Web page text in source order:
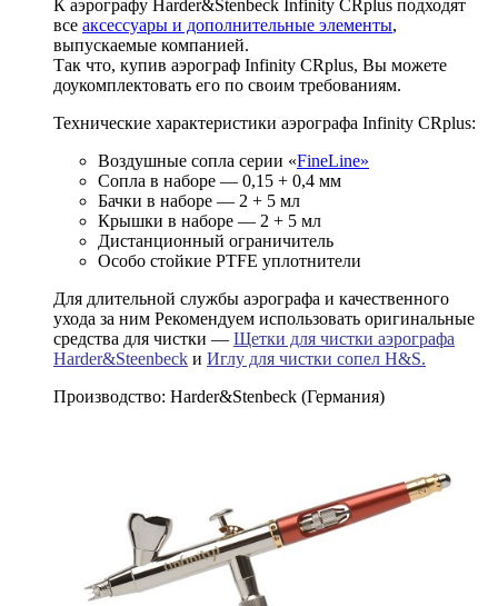
К аэрографу Harder&Stenbeck Infinity CRplus подходят
все аксессуары и дополнительные элементы,
выпускаемые компанией.
Так что, купив аэрограф Infinity CRplus, Вы можете
доукомплектовать его по своим требованиям.
Технические характеристики аэрографа Infinity CRplus:
Воздушные сопла серии «FineLine»
Сопла в наборе — 0,15 + 0,4 мм
Бачки в наборе — 2 + 5 мл
Крышки в наборе — 2 + 5 мл
Дистанционный ограничитель
Особо стойкие PTFE уплотнители
Для длительной службы аэрографа и качественного
ухода за ним Рекомендуем использовать оригинальные
средства для чистки — Щетки для чистки аэрографа
Harder&Steenbeck и Иглу для чистки сопел H&S.
Производство: Harder&Stenbeck (Германия)